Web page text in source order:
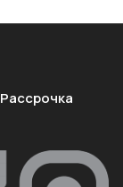
Рассрочка